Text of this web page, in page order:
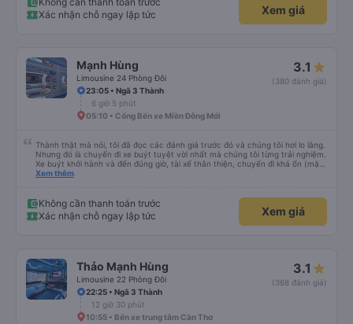
Xác nhận chỗ ngay lập tức
Xem giá
Mạnh Hùng
Limousine 24 Phòng Đôi
3.1
(380 đánh giá)
23:05 • Ngã 3 Thành
6 giờ 5 phút
05:10 • Cổng Bến xe Miền Đông Mới
Thành thật mà nói, tôi đã đọc các đánh giá trước đó và chúng tôi hơi lo lắng.
Nhưng đó là chuyến đi xe buýt tuyệt vời nhất mà chúng tôi từng trải nghiệm.
Xe buýt khởi hành và đến đúng giờ, tài xế thân thiện, chuyến đi khá ổn (mặc
dù vẫn hơi xóc, nhưng đó là đặc trưng của Việt Nam ^^), và chỗ ngồi thoải
Xem thêm
Không cần thanh toán trước
Xác nhận chỗ ngay lập tức
Xem giá
Thảo Mạnh Hùng
Limousine 22 Phòng Đôi
3.1
(368 đánh giá)
22:25 • Ngã 3 Thành
12 giờ 30 phút
10:55 • Bến xe trung tâm Cần Thơ